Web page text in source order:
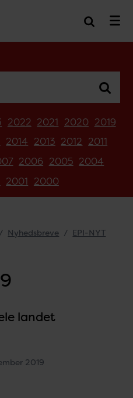
2022 2021 2020 2019
2014 2013 2012 2011
2006 2005 2004
2001 2000
Nyhedsbreve
EPI-NYT
landet
2019